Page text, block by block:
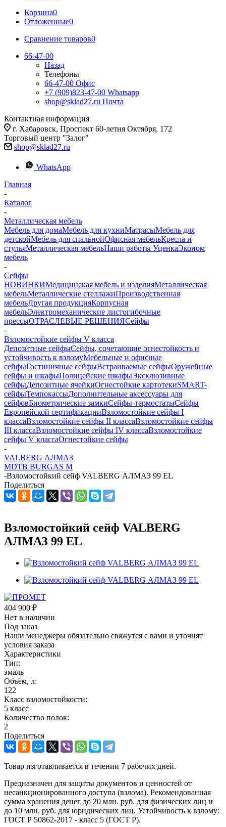
Корзина0
Отложенные0
Сравнение товаров0
66-47-00
Назад
Телефоны
66-47-00 Офис
+7 (909)823-47-00 Whatsapp
shop@sklad27.ru Почта
Контактная информация
г. Хабаровск, Проспект 60-летия Октября, 172
Торговый центр "Залог"
shop@sklad27.ru
WhatsApp
Главная
-
Каталог
-
Металлическая мебель
Мебель для домаМебель для кухниМатраcыМебель для
детскойМебель для спальнойОфисная мебельКресла и
стульяМеталлическая мебельНаши работы УценкаЭконом
мебель
-
Сейфы
НОВИНКИМедицинская мебель и изделияМеталлическая
мебельМеталлические стеллажиПроизводственная
мебельДругая продукцияКорпусная
мебельЭлектромеханические листогибочные
прессыОТРАСЛЕВЫЕ РЕШЕНИЯСейфы
-
Взломостойкие сейфы V класса
Депозитные сейфыСейфы, сочетающие огнестойкость и
устойчивость к взломуМебельные и офисные
сейфыГостиничные сейфыВстраиваемые сейфыОружейные
сейфы и шкафыПолицейские шкафыЭксклюзивные
сейфыДепозитные ячейкиОгнестойкие картотекиSMART-
сейфыТемпокассыДополнительные аксессуары для
сейфовБиометрические замкиСейфы-термостатыСейфы
Европейской сертификацииВзломостойкие сейфы I
классаВзломостойкие сейфы II классаВзломостойкие сейфы
III классаВзломостойкие сейфы IV классаВзломостойкие
сейфы V классаОгнестойкие сейфы
-
VALBERG АЛМАЗ
MDTB BURGAS M
-Взломостойкий сейф VALBERG АЛМАЗ 99 EL
Поделиться
Взломостойкий сейф VALBERG
АЛМАЗ 99 EL
404 900 ₽
Нет в наличии
Под заказ
Наши менеджеры обязательно свяжутся с вами и уточнят
условия заказа
Характеристики
Тип:
эмаль
Объём, л:
122
Класс взломостойкости:
5 класс
Количество полок:
2
Поделиться
Товар изготавливается в течении 7 рабочих дней.
Предназначен для защиты документов и ценностей от
несанкционированного доступа (взлома). Рекомендованная
сумма хранения денег до 20 млн. руб. для физических лиц и
до 10 млн. руб. для юридических лиц. Устойчивость к взлому:
ГОСТ Р 50862-2017 - класс 5 (ГОСТ Р).